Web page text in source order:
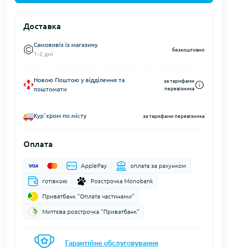
Доставка
Самовивіз із магазину
1-2 дні
безкоштовно
Новою Поштою у відділення та
поштомати
за тарифами
перевізника
Курʼєром по місту за тарифами перевізника
Оплата
ApplePay оплата за рахунком
готівкою Розстрочка Monobank
Приватбанк "Оплата частинами"
Миттєва розстрочка "Приватбанк"
Гарантійне обслуговування